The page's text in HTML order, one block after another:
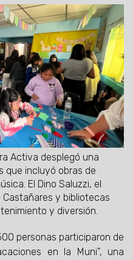
Activa desplegó una
que incluyó obras de
El Dino Saluzzi, el
Castañares y bibliotecas
y diversión.
personas participaron de
en la Muni”, una